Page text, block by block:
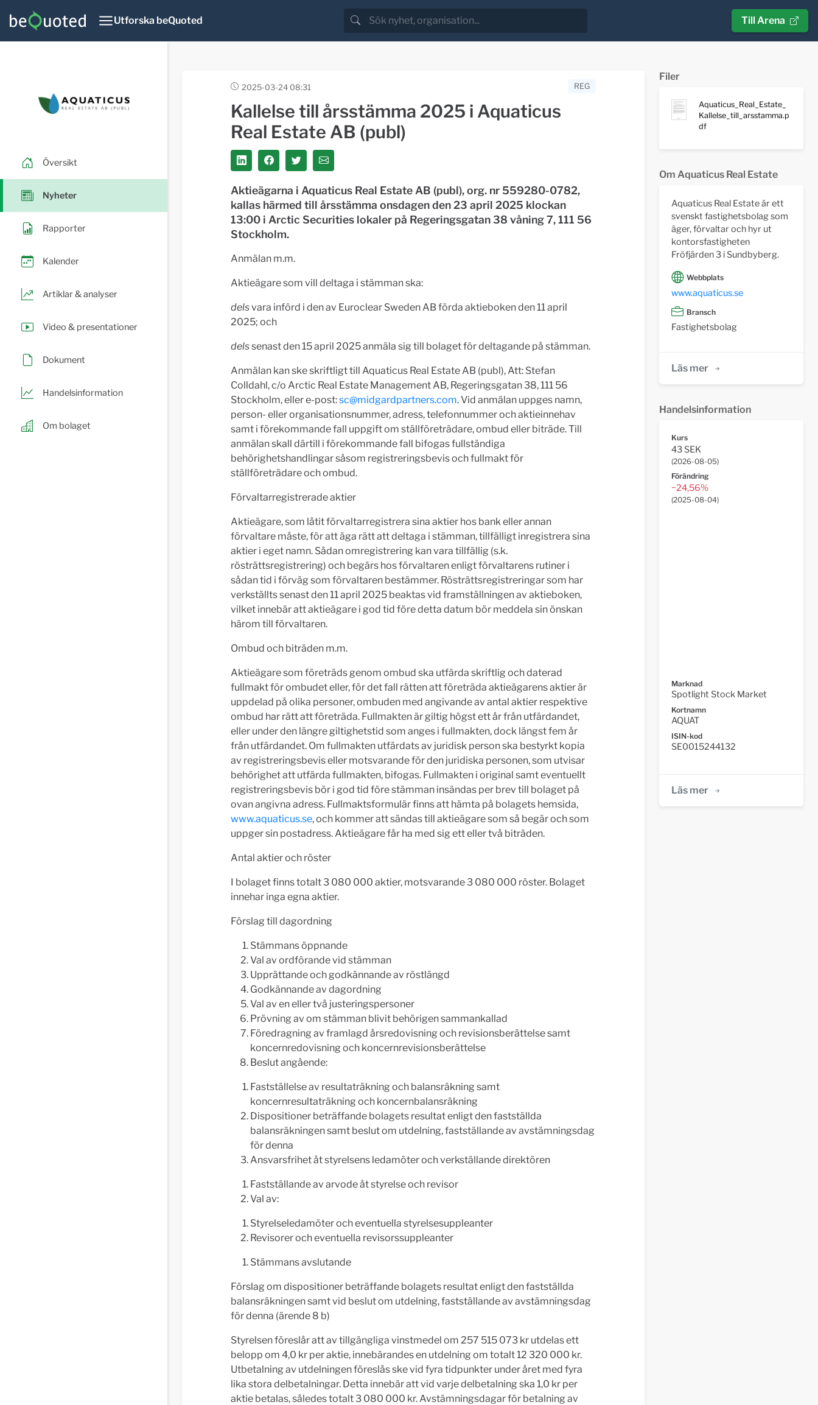
Utforska beQuoted Till Arena
Översikt
Nyheter
Rapporter
Kalender
Artiklar & analyser
Video & presentationer
Dokument
Handelsinformation
Om bolaget
2025-03-24 08:31 REG
Kallelse till årsstämma 2025 i Aquaticus
Real Estate AB (publ)
Aktieägarna i Aquaticus Real Estate AB (publ), org. nr 559280-0782,
kallas härmed till årsstämma onsdagen den 23 april 2025 klockan
13:00 i Arctic Securities lokaler på Regeringsgatan 38 våning 7, 111 56
Stockholm.
Anmälan m.m.
Aktieägare som vill deltaga i stämman ska:
delsvara införd i den av Euroclear Sweden AB förda aktieboken den 11 april
2025; och
delssenast den 15 april 2025 anmäla sig till bolaget för deltagande på stämman.
Anmälan kan ske skriftligt till Aquaticus Real Estate AB (publ), Att: Stefan
Colldahl, c/o Arctic Real Estate Management AB, Regeringsgatan 38, 111 56
Stockholm, eller e-post:sc@midgardpartners.com. Vid anmälan uppges namn,
person- eller organisationsnummer, adress, telefonnummer och aktieinnehav
samt i förekommande fall uppgift om ställföreträdare, ombud eller biträde. Till
anmälan skall därtill i förekommande fall bifogas fullständiga
behörighetshandlingar såsom registreringsbevis och fullmakt för
ställföreträdare och ombud.
Förvaltarregistrerade aktier
Aktieägare, som låtit förvaltarregistrera sina aktier hos bank eller annan
förvaltare måste, för att äga rätt att deltaga i stämman, tillfälligt inregistrera sina
aktier i eget namn. Sådan omregistrering kan vara tillfällig (s.k.
rösträttsregistrering) och begärs hos förvaltaren enligt förvaltarens rutiner i
sådan tid i förväg som förvaltaren bestämmer. Rösträttsregistreringar som har
verkställts senast den 11 april 2025 beaktas vid framställningen av aktieboken,
vilket innebär att aktieägare i god tid före detta datum bör meddela sin önskan
härom till förvaltaren.
Ombud och biträden m.m.
Aktieägare som företräds genom ombud ska utfärda skriftlig och daterad
fullmakt för ombudet eller, för det fall rätten att företräda aktieägarens aktier är
uppdelad på olika personer, ombuden med angivande av antal aktier respektive
ombud har rätt att företräda. Fullmakten är giltig högst ett år från utfärdandet,
eller under den längre giltighetstid som anges i fullmakten, dock längst fem år
från utfärdandet. Om fullmakten utfärdats av juridisk person ska bestyrkt kopia
av registreringsbevis eller motsvarande för den juridiska personen, som utvisar
behörighet att utfärda fullmakten, bifogas. Fullmakten i original samt eventuellt
registreringsbevis bör i god tid före stämman insändas per brev till bolaget på
ovan angivna adress. Fullmaktsformulär finns att hämta på bolagets hemsida,
www.aquaticus.se, och kommer att sändas till aktieägare som så begär och som
uppger sin postadress. Aktieägare får ha med sig ett eller två biträden.
Antal aktier och röster
I bolaget finns totalt 3 080 000 aktier, motsvarande 3 080 000 röster. Bolaget
innehar inga egna aktier.
Förslag till dagordning
Stämmans öppnande
Val av ordförande vid stämman
Upprättande och godkännande av röstlängd
Godkännande av dagordning
Val av en eller två justeringspersoner
Prövning av om stämman blivit behörigen sammankallad
Föredragning av framlagd årsredovisning och revisionsberättelse samt
koncernredovisning och koncernrevisionsberättelse
Beslut angående:
Fastställelse av resultaträkning och balansräkning samt
koncernresultaträkning och koncernbalansräkning
Dispositioner beträffande bolagets resultat enligt den fastställda
balansräkningen samt beslut om utdelning, fastställande av avstämningsdag
för denna
Ansvarsfrihet åt styrelsens ledamöter och verkställande direktören
Fastställande av arvode åt styrelse och revisor
Val av:
Styrelseledamöter och eventuella styrelsesuppleanter
Revisorer och eventuella revisorssuppleanter
Stämmans avslutande
Förslag om dispositioner beträffande bolagets resultat enligt den fastställda
balansräkningen samt vid beslut om utdelning, fastställande av avstämningsdag
för denna (ärende 8 b)
Styrelsen föreslår att av tillgängliga vinstmedel om 257 515 073 kr utdelas ett
belopp om 4,0 kr per aktie, innebärandes en utdelning om totalt 12 320 000 kr.
Utbetalning av utdelningen föreslås ske vid fyra tidpunkter under året med fyra
lika stora delbetalningar. Detta innebär att vid varje delbetalning ska 1,0 kr per
aktie betalas, således totalt 3 080 000 kr. Avstämningsdagar för betalning av
Filer
Aquaticus_Real_Estate_
Kallelse_till_arsstamma.p
df
Om Aquaticus Real Estate
Aquaticus Real Estate är ett
svenskt fastighetsbolag som
äger, förvaltar och hyr ut
kontorsfastigheten
Fröfjärden 3 i Sundbyberg.
Webbplats
www.aquaticus.se
Bransch
Fastighetsbolag
Läs mer
Handelsinformation
Kurs
43 SEK
(2026-08-05)
Förändring
−24,56%
(2025-08-04)
Marknad
Spotlight Stock Market
Kortnamn
AQUAT
ISIN-kod
SE0015244132
Läs mer